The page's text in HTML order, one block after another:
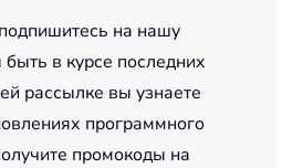
на нашу
в курсе последних
рассылке вы узнаете
программного
промокоды на